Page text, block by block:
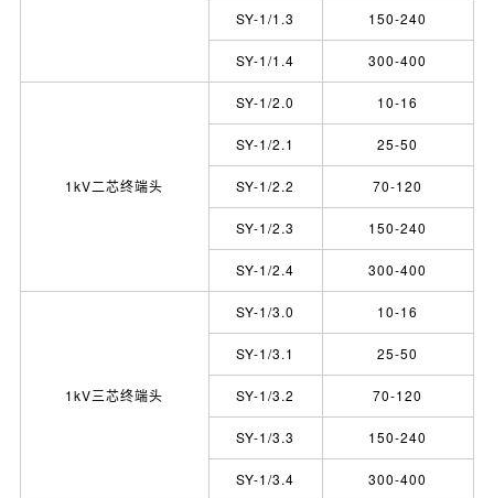
SY-1/1.3 150-240
SY-1/1.4 300-400
1kV二芯终端头
SY-1/2.0 10-16
SY-1/2.1 25-50
SY-1/2.2 70-120
SY-1/2.3 150-240
SY-1/2.4 300-400
1kV三芯终端头
SY-1/3.0 10-16
SY-1/3.1 25-50
SY-1/3.2 70-120
SY-1/3.3 150-240
SY-1/3.4 300-400